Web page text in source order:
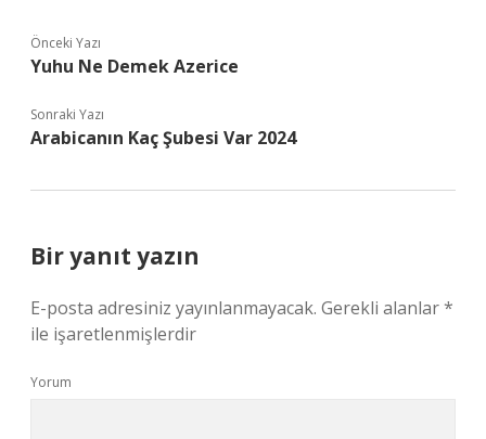
Önceki Yazı
Yuhu Ne Demek Azerice
Sonraki Yazı
Arabicanın Kaç Şubesi Var 2024
Bir yanıt yazın
E-posta adresiniz yayınlanmayacak. Gerekli alanlar*
ile işaretlenmişlerdir
Yorum